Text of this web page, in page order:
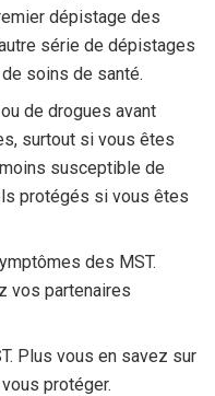
dépistage des
série de dépistages
soins de santé.
de drogues avant
surtout si vous êtes
susceptible de
protégés si vous êtes
des MST.
vos partenaires
Plus vous en savez sur
protéger.